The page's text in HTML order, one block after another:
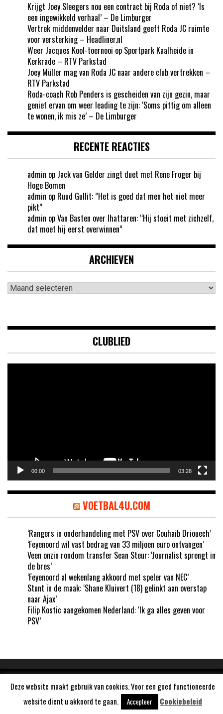
Krijgt Joey Sleegers nou een contract bij Roda of niet? ‘Is
een ingewikkeld verhaal’ – De Limburger
Vertrek middenvelder naar Duitsland geeft Roda JC ruimte
voor versterking – Headliner.nl
Weer Jacques Kool-toernooi op Sportpark Kaalheide in
Kerkrade – RTV Parkstad
Joey Müller mag van Roda JC naar andere club vertrekken –
RTV Parkstad
Roda-coach Rob Penders is gescheiden van zijn gezin, maar
geniet ervan om weer leading te zijn: ‘Soms pittig om alleen
te wonen, ik mis ze’ – De Limburger
RECENTE REACTIES
admin op Jack van Gelder zingt duet met Rene Froger bij
Hoge Bomen
admin op Ruud Gullit: ”Het is goed dat men het niet meer
pikt”
admin opVan Basten over Ihattaren: “Hij stoeit met zichzelf,
dat moet hij eerst overwinnen”
ARCHIEVEN
Archieven
CLUBLIED
00:00 03:28
VOETBAL4U.COM
‘Rangers in onderhandeling met PSV over Couhaib Driouech’
‘Feyenoord wil vast bedrag van 33 miljoen euro ontvangen’
Veen onzin rondom transfer Sean Steur: ‘Journalist sprengt in
de bres’
‘Feyenoord al wekenlang akkoord met speler van NEC’
Stunt in de maak: ‘Shane Kluivert (18) gelinkt aan overstap
naar Ajax’
Filip Kostic aangekomen Nederland: ‘Ik ga alles geven voor
PSV’
Aangedreven doorWordPress
Deze website maakt gebruik van cookies. Voor een goed functioneerde
website dient u akkoord te gaan.
Accepteer Cookiebeleid